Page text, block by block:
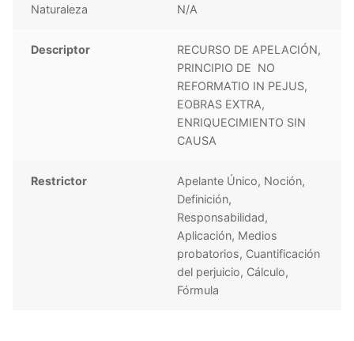
Naturaleza N/A
Descriptor
RECURSO DE APELACIÓN,
PRINCIPIO DE NO
REFORMATIO IN PEJUS,
EOBRAS EXTRA,
ENRIQUECIMIENTO SIN
CAUSA
Restrictor
Apelante Único, Noción,
Definición,
Responsabilidad,
Aplicación, Medios
probatorios, Cuantificación
del perjuicio, Cálculo,
Fórmula